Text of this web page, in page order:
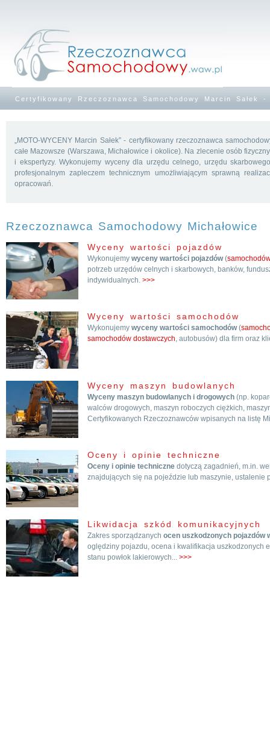
Certyfikowany Rzeczoznawca Samochodowy Marcin
„MOTO-WYCENY Marcin Sałek” - certyfikowany rzeczoznawca
całe Mazowsze (Warszawa, Michałowice i okolice). Na zlecenie osób
i ekspertyzy. Wykonujemy wyceny dla urzędu celnego, urzędu
profesjonalnym zapleczem technicznym umożliwiającym sprawną
opracowań.
Rzeczoznawca Samochodowy Michałowice
Wyceny wartości pojazdów
Wykonujemy wyceny wartości pojazdów(samochodów
potrzeb urzędów celnych i skarbowych, banków,
indywidualnych. >>>
Wyceny wartości samochodów
Wykonujemy wyceny wartości samochodów(
samochodów dostawczych, autobusów) dla firm oraz
Wyceny maszyn budowlanych
Wyceny maszyn budowlanych i drogowych (np.
walców drogowych, maszyn roboczych ciężkich,
Certyfikowanych Rzeczoznawców wpisanych na listę
Oceny i opinie techniczne
Oceny i opinie techniczne dotyczą zagadnień, m.in.
znajdujących się na pojeździe lub maszynie, ustalenie
Likwidacja szkód komunikacyjnych
Zakres sporządzanych ocen uszkodzonych pojazdów
oględziny pojazdu, ocena i kwalifikacja uszkodzonych
stanu powłok lakierowych... >>>